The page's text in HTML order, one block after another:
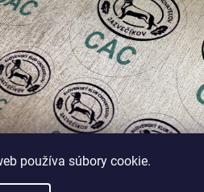
používa súbory cookie.